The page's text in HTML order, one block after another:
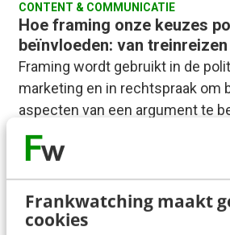
Frankwatching maakt
cookies
CONTENT & COMMUNICATIE
Hoe framing onze keuzes
beïnvloeden: van
Framing wordt gebruikt in de
marketing en in rechtspraak om
aspecten van een argument te
andere…
Niels Vink